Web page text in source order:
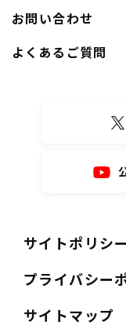
お問い合わせ
よくあるご質問
サイトポリシー
プライバシー
サイトマップ